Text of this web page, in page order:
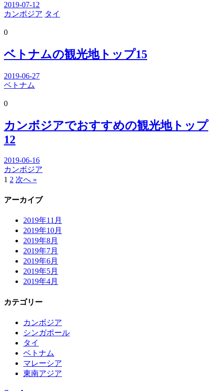
2019-07-12
カンボジア タイ
0
ベトナムの観光地トップ15
2019-06-27
ベトナム
0
カンボジアでおすすめの観光地トップ
12
2019-06-16
カンボジア
1 2 次へ »
アーカイブ
2019年11月
2019年10月
2019年8月
2019年7月
2019年6月
2019年5月
2019年4月
カテゴリー
カンボジア
シンガポール
タイ
ベトナム
マレーシア
東南アジア